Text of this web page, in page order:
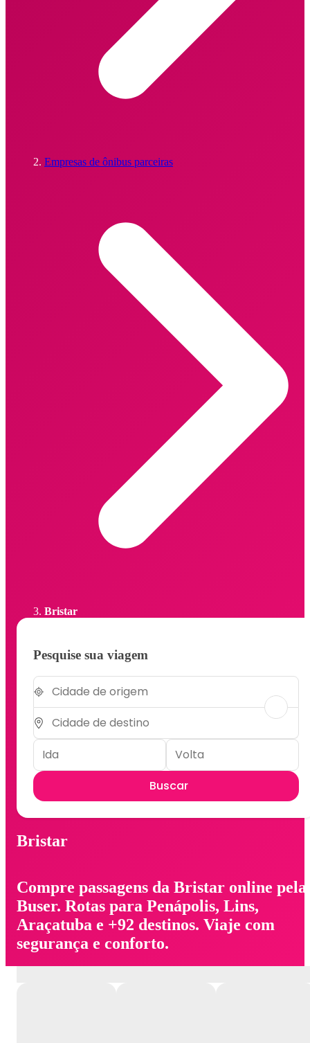
Empresas de ônibus parceiras
Bristar
Bristar
Compre passagens da Bristar online pela
Buser. Rotas para Penápolis, Lins,
Araçatuba e +92 destinos. Viaje com
segurança e conforto.
Pesquise sua viagem
Buscar